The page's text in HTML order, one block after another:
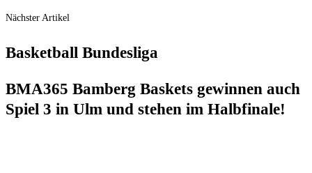
Nächster Artikel
Bas­ket­ball Bundesliga
BMA365 Bam­berg Bas­kets gewin­nen auch
Spiel 3 in Ulm und ste­hen im Halbfinale!